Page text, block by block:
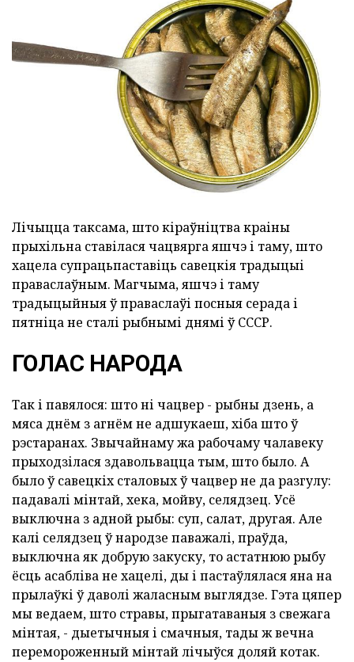
Лічыцца таксама, што кіраўніцтва краіны
прыхільна ставілася чацвярга яшчэ і таму, што
хацела супрацьпаставіць савецкія традыцыі
праваслаўным. Магчыма, яшчэ і таму
традыцыйныя ў праваслаўі посныя серада і
пятніца не сталі рыбнымі днямі ў СССР.
ГОЛАС НАРОДА
Так і павялося: што ні чацвер - рыбны дзень, а
мяса днём з агнём не адшукаеш, хіба што ў
рэстаранах. Звычайнаму жа рабочаму чалавеку
прыходзілася здавольвацца тым, што было. А
было ў савецкіх сталовых ў чацвер не да разгулу:
падавалі мінтай, хека, мойву, селядзец. Усё
выключна з адной рыбы: суп, салат, другая. Але
калі селядзец ў народзе паважалі, праўда,
выключна як добрую закуску, то астатнюю рыбу
ёсць асабліва не хацелі, ды і пастаўлялася яна на
прылаўкі ў даволі жаласным выглядзе. Гэта цяпер
мы ведаем, што стравы, прыгатаваныя з свежага
мінтая, - дыетычныя і смачныя, тады ж вечна
перемороженный мінтай лічыўся доляй котак.